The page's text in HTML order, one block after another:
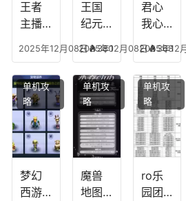
什么
模式
五雷
王者
主播
搭
配，
王者
最强
的主
播
2025年12月08日 380
王国
纪元
搭
配，
王国
纪元
最强
2025年12月08日 368
君心
我心
宫攻
略，
君心
我心
剧情
文本
2025年12
梦幻
西游
单机攻
略
魔兽
地图
单机攻
略
ro乐
园团
单机攻
略